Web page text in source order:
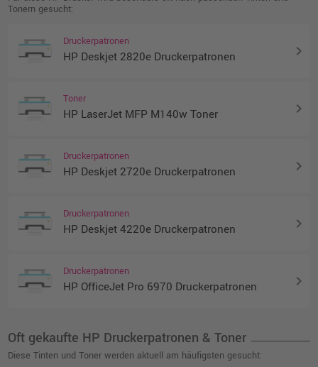
Tonern gesucht:
Druckerpatronen
HP Deskjet 2820e Druckerpatronen keyboard_arrow_right
Toner
HP LaserJet MFP M140w Toner keyboard_arrow_right
Druckerpatronen
HP Deskjet 2720e Druckerpatronen keyboard_arrow_right
Druckerpatronen
HP Deskjet 4220e Druckerpatronen keyboard_arrow_right
Druckerpatronen
HP OfficeJet Pro 6970 Druckerpatronen keyboard_arrow_right
Oft gekaufte HP Druckerpatronen & Toner
Diese Tinten und Toner werden aktuell am häufigsten gesucht: